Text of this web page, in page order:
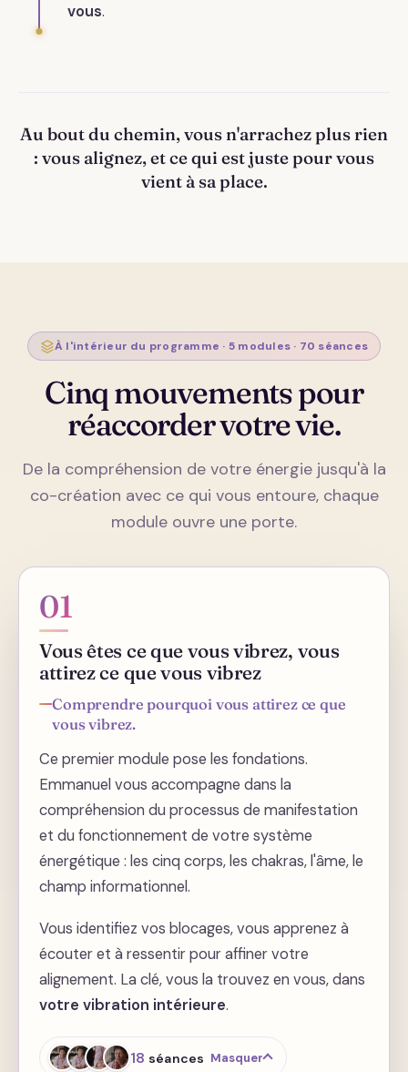
vous.
Au bout du chemin, vous n'arrachez plus rien
: vous alignez, et ce qui est juste pour vous
vient à sa place.
À l'intérieur du programme · 5 modules · 70 séances
Cinq mouvements pour
réaccorder votre vie.
De la compréhension de votre énergie jusqu'à la
co-création avec ce qui vous entoure, chaque
module ouvre une porte.
01
Vous êtes ce que vous vibrez, vous
attirez ce que vous vibrez
Comprendre pourquoi vous attirez ce que
vous vibrez.
Ce premier module pose les fondations.
Emmanuel vous accompagne dans la
compréhension du processus de manifestation
et du fonctionnement de votre système
énergétique : les cinq corps, les chakras, l'âme, le
champ informationnel.
Vous identifiez vos blocages, vous apprenez à
écouter et à ressentir pour affiner votre
alignement. La clé, vous la trouvez en vous, dans
votre vibration intérieure.
18 séances Masquer